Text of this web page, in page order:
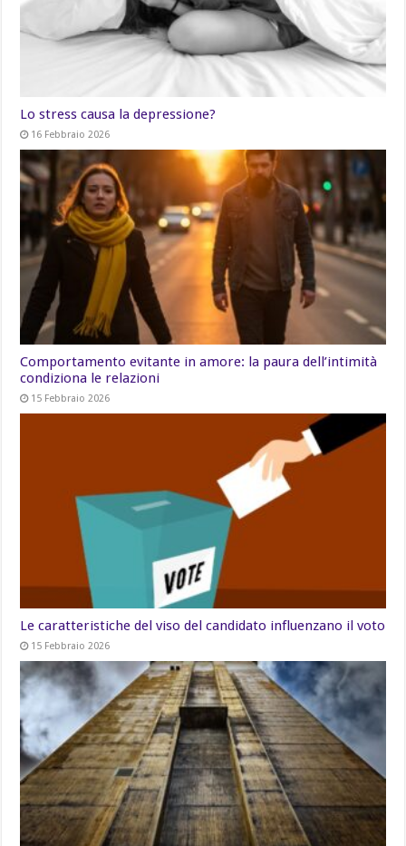
Lo stress causa la depressione?
16 Febbraio 2026
Comportamento evitante in amore: la paura dell’intimità
condiziona le relazioni
15 Febbraio 2026
Le caratteristiche del viso del candidato influenzano il voto
15 Febbraio 2026